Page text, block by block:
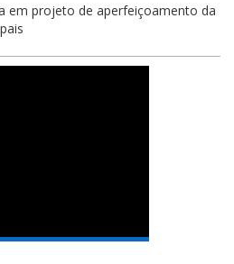
em projeto de aperfeiçoamento da